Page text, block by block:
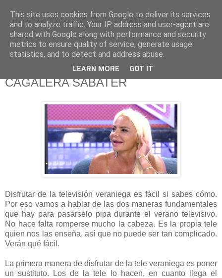
625 RANAS
LA TELEVISIÓN DESDE EL PUNTO DE VISTA BATRACIO
CAGALERA SABATER
Disfrutar de la televisión veraniega es fácil si sabes cómo.
Por eso vamos a hablar de las dos maneras fundamentales
que hay para pasárselo pipa durante el verano televisivo.
No hace falta romperse mucho la cabeza. Es la propia tele
quien nos las enseña, así que no puede ser tan complicado.
Verán qué fácil.
La primera manera de disfrutar de la tele veraniega es poner
un sustituto. Los de la tele lo hacen, en cuanto llega el
This site uses cookies from Google to deliver its services
and to analyze traffic. Your IP address and user-agent are
shared with Google along with performance and security
metrics to ensure quality of service, generate usage
statistics, and to detect and address abuse.
LEARN MORE GOT IT